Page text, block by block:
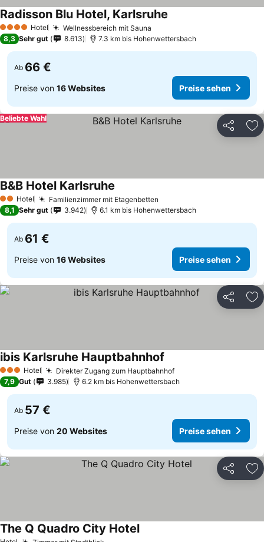
4 Sterne Hotel Wellnessbereich mit Sauna
Radisson Blu Hotel, Karlsruhe
8,3 Sehr gut 8.613 7.3 km bis Hohenwettersbach
Ab 66 €
Preise von 16 Websites Preise sehen
Teilen
Beliebte Wahl
2 Sterne
Hotel Familienzimmer mit Etagenbetten
B&B Hotel Karlsruhe
8,1 Sehr gut 3.942 6.1 km bis Hohenwettersbach
Ab 61 €
Preise von 16 Websites Preise sehen
Teilen
3 SterneHotel Direkter Zugang zum HauptbahnhofPreise sehen
ibis Karlsruhe Hauptbahnhof
7,9 Gut 3.985 6.2 km bis Hohenwettersbach
Ab 57 €
Preise von 20 Websites Preise sehen
Teilen
The Q Quadro City HotelPreise sehen